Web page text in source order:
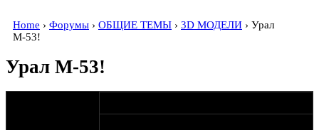
Home › Форумы › ОБЩИЕ ТЕМЫ › 3D МОДЕЛИ › Урал
М-53!
Урал М-53!